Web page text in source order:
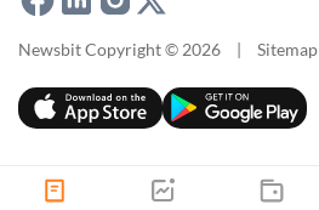
Newsbit Copyright © 2026 | Sitemap